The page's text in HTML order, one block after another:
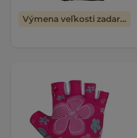
Výmena veľkosti zadarmo